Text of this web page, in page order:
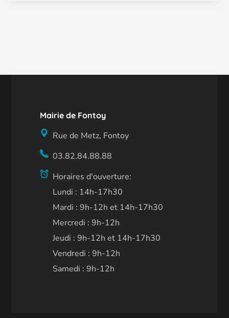
Mairie de Fontoy
Rue de Metz, Fontoy
03.82.84.88.88
Horaires d'ouverture:
Lundi : 14h-17h30
Mardi : 9h-12h et 14h-17h30
Mercredi : 9h-12h
Jeudi : 9h-12h et 14h-17h30
Vendredi : 9h-12h
Samedi : 9h-12h